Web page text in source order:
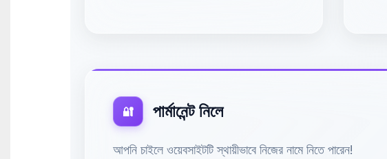
🔐 পার্মানেন্ট নিলে
আপনি চাইলে ওয়েবসাইটটি স্থায়ীভাবে নিজের নামে নিতে পারেন!